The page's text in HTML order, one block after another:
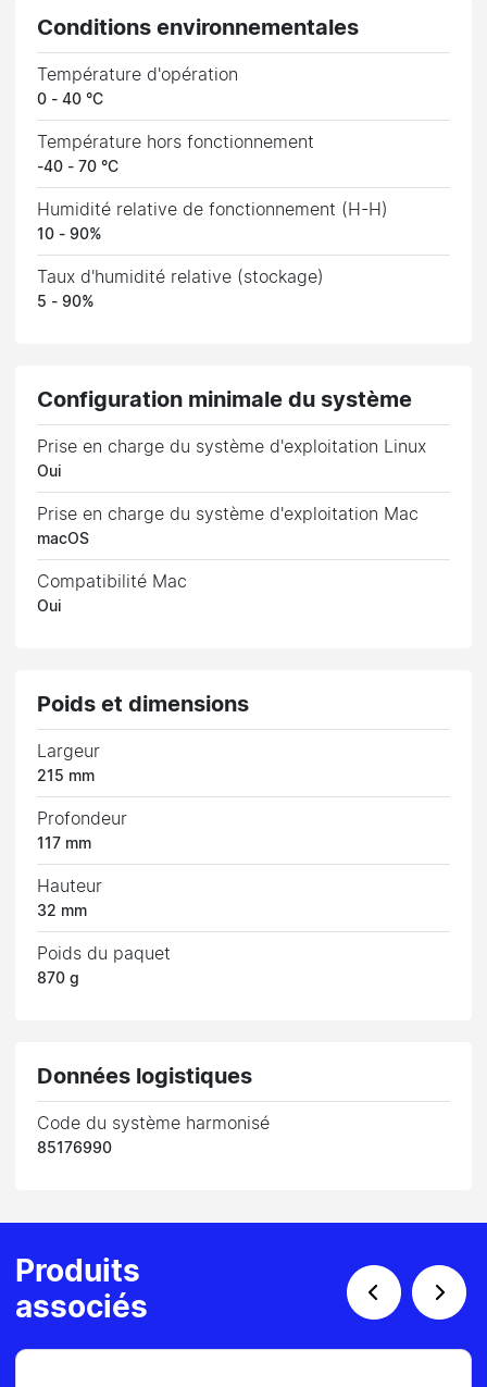
Conditions environnementales
Température d'opération
0 - 40 °C
Température hors fonctionnement
-40 - 70 °C
Humidité relative de fonctionnement (H-H)
10 - 90%
Taux d'humidité relative (stockage)
5 - 90%
Configuration minimale du système
Prise en charge du système d'exploitation Linux
Oui
Prise en charge du système d'exploitation Mac
macOS
Compatibilité Mac
Oui
Poids et dimensions
Largeur
215 mm
Profondeur
117 mm
Hauteur
32 mm
Poids du paquet
870 g
Données logistiques
Code du système harmonisé
85176990
Produits
associés